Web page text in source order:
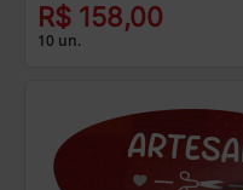
R$ 158,00
10 un.